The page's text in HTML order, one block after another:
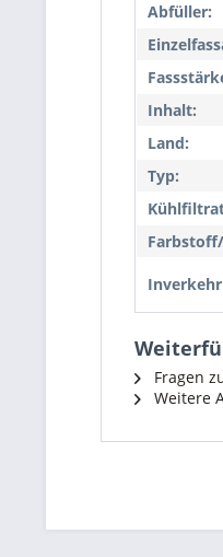
Abfüller:
Inhalt:
Land:
Typ:
Fragen
Weitere